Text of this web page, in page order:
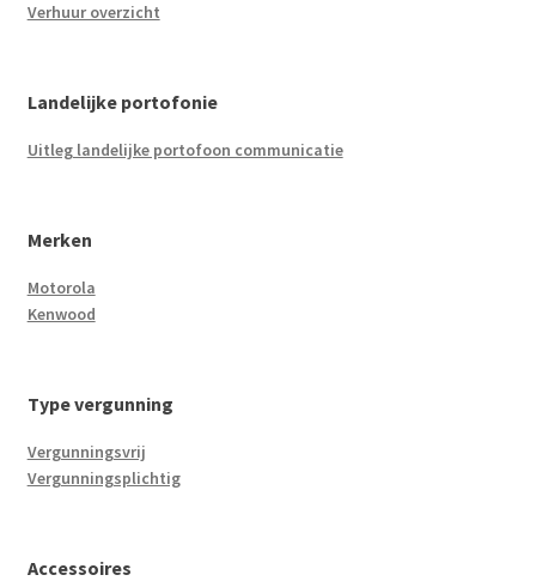
Verhuur overzicht
Landelijke portofonie
Uitleg landelijke portofoon communicatie
Merken
Motorola
Kenwood
Type vergunning
Vergunningsvrij
Vergunningsplichtig
Accessoires